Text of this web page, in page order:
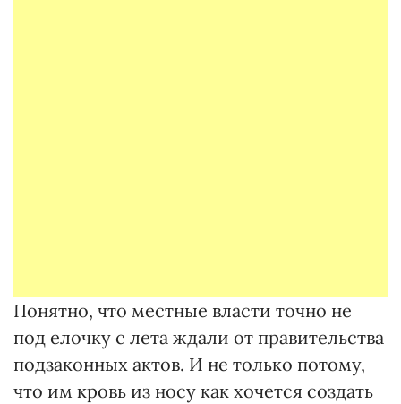
Понятно, что местные власти точно не
под елочку с лета ждали от правительства
подзаконных актов. И не только потому,
что им кровь из носу как хочется создать